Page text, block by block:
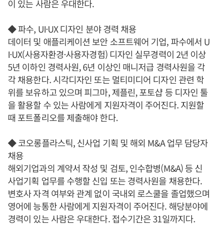
이 있는 사람은 우대한다.
◆ 파수, UI·UX 디자인 분야 경력 채용
데이터 및 애플리케이션 보안 소프트웨어 기업, 파수에서 U
I·UX(사용자환경·사용자경험) 디자인 실무경력이 2년 이상
5년 이하인 경력사원, 6년 이상인 매니저급 경력사원을 각
각 채용한다. 시각디자인 또는 멀티미디어 디자인 관련 학
위를 보유하고 있으며 피그마, 제플린, 포토샵 등 디자인 툴
을 활용할 수 있는 사람에게 지원자격이 주어진다. 지원할
때 포트폴리오를 제출해야 한다.
◆ 코오롱플라스틱, 신사업 기획 및 해외 M&A 업무 담당자
채용
해외기업과의 계약서 작성 및 검토, 인수합병(M&A) 등 신
사업기획 업무를 수행할 신입 또는 경력사원을 채용한다.
변호사 자격 여부와 관계 없이 국내외 로스쿨을 졸업했으며
영어에 능통한 사람에게 지원자격이 주어진다. 해당분야에
경력이 있는 사람은 우대한다. 접수기간은 31일까지다.